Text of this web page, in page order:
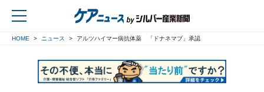
HOME ニュース アルツハイマー病抗体薬 「ドナネマブ」承認